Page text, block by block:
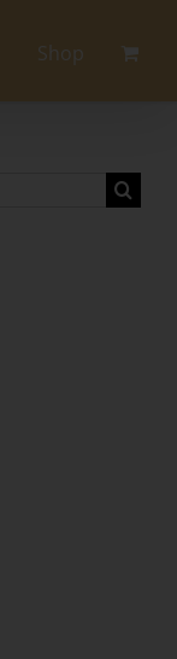
Shop